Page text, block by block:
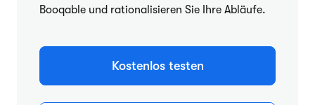
Booqable und rationalisieren Sie Ihre Abläufe.
Kostenlos testen